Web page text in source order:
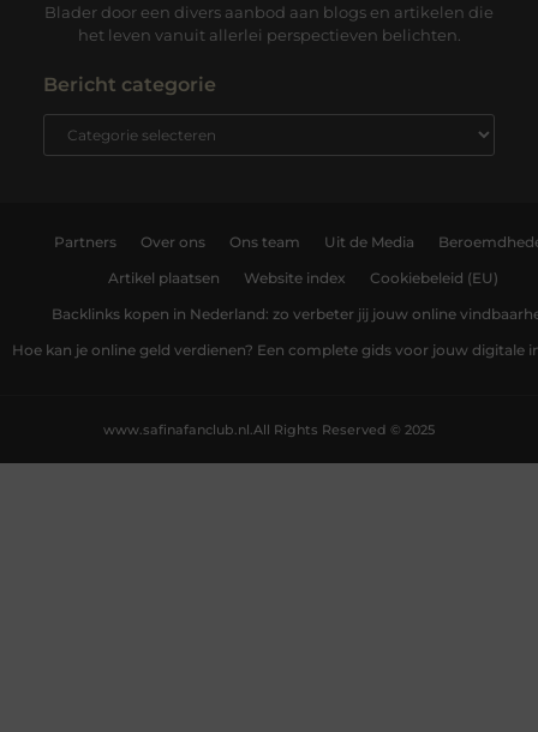
Blader door een divers aanbod aan blogs en artikelen die
het leven vanuit allerlei perspectieven belichten.
Bericht categorie
Partners Over ons Ons team Uit de Media
Artikel plaatsen Website index Cookiebeleid (EU)
Backlinks kopen in Nederland: zo verbeter jij jouw online
Hoe kan je online geld verdienen? Een complete gids voor jouw digitale
All Rights Reserved © 2025
www.safinafanclub.nl.